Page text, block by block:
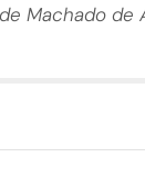
Machado de